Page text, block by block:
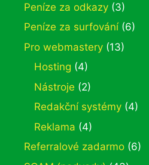
Peníze za odkazy (3)
Peníze za surfování (6)
Pro webmastery (13)
Hosting (4)
Nástroje (2)
Redakční systémy (4)
Reklama (4)
Referralové zadarmo (6)